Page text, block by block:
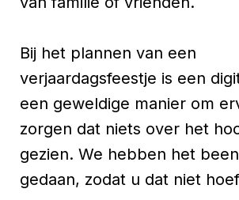
Bij het plannen van een
verjaardagsfeestje is een
een geweldige manier om
zorgen dat niets over het
gezien. We hebben het
gedaan, zodat u dat niet